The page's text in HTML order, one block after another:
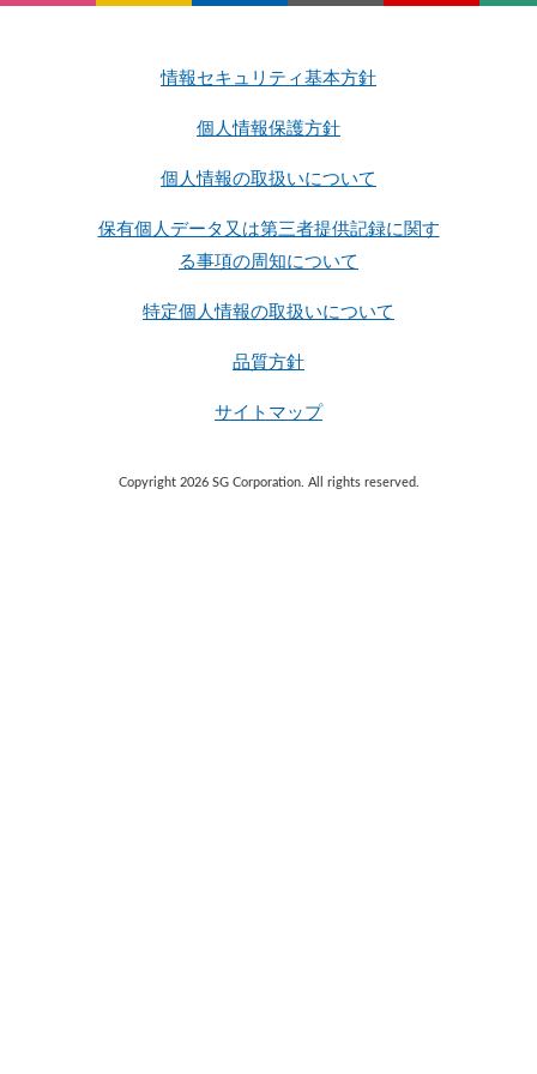
情報セキュリティ基本方針
個人情報保護方針
個人情報の取扱いについて
保有個人データ又は第三者提供記録に関す
る事項の周知について
特定個人情報の取扱いについて
品質方針
サイトマップ
Copyright 2026 SG Corporation. All rights reserved.